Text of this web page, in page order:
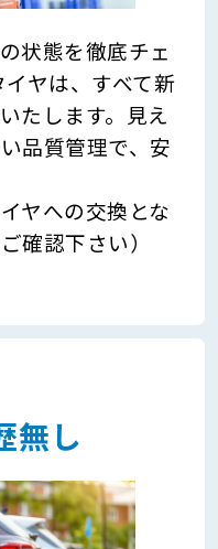
状態を徹底チェ
ヤは、すべて新
たします。見え
品質管理で、安
ヤへの交換とな
確認下さい）
無し